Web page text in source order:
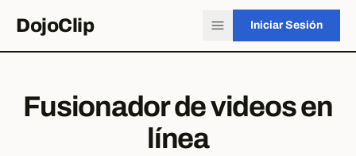
DojoClip Iniciar Sesión
Fusionador de videos en
línea